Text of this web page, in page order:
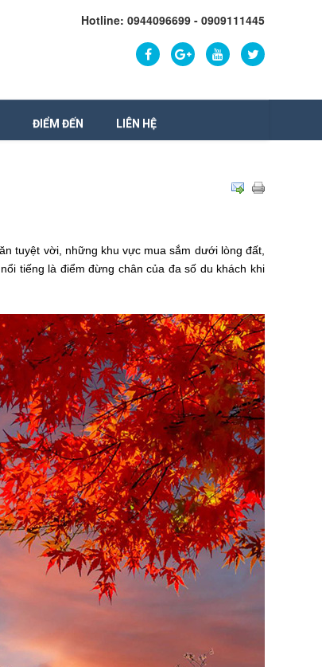
Hotline: 0944096699 - 0909111445
ĐIỂM ĐẾN LIÊN HỆ
tuyệt vời, những khu vực mua sắm dưới lòng đất,
nổi tiếng là điểm đừng chân của đa số du khách khi